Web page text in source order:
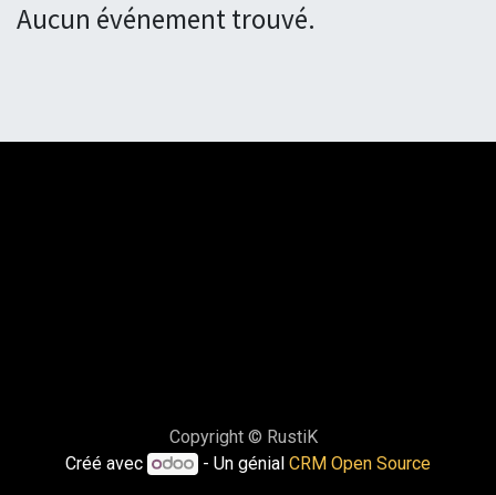
Aucun événement trouvé.
Copyright © RustiK
Créé avec
- Un génialCRM Open Source